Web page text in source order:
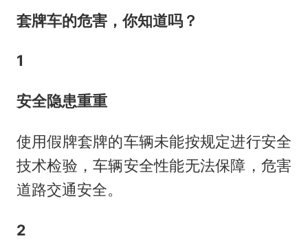
套牌车的危害，你知道吗？
1
安全隐患重重
使用假牌套牌的车辆未能按规定进行安全
技术检验，车辆安全性能无法保障，危害
道路交通安全。
2